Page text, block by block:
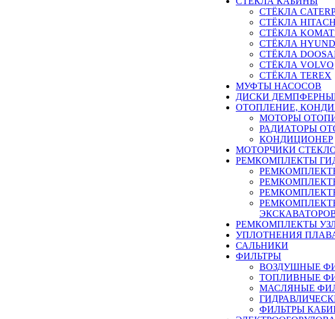
СТЁКЛА
СТЁКЛА
СТЁКЛА
СТЁКЛА
СТЁКЛА
СТЁКЛА VOLVO
СТЁКЛА TEREX
МУФТЫ НАСОСОВ
ДИСКИ
ОТОПЛЕНИЕ,
МОТОРЫ
РАДИАТОРЫ
КОНДИЦИОНЕР
МОТОРЧИКИ
РЕМКОМПЛЕКТЫ
ЭКСКАВАТОРОВ
РЕМКОМПЛЕКТЫ
УПЛОТНЕНИЯ
САЛЬНИКИ
ФИЛЬТРЫ
ВОЗДУШНЫЕ
ТОПЛИВНЫЕ
МАСЛЯНЫЕ
ФИЛЬТРЫ